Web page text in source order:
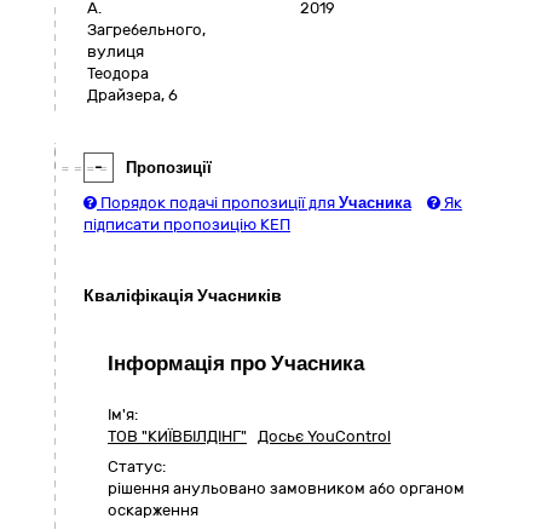
А.
Загребельного,
вулиця
Теодора
Драйзера, 6
2019
-
Пропозиції
Порядок подачі пропозиції для Учасника
Як
підписати пропозицію КЕП
Кваліфікація Учасників
Інформація про Учасника
Ім'я:
ТОВ "КИЇВБІЛДІНГ" Досьє YouControl
Статус:
pішення анульовано замовником або органом
оскарження